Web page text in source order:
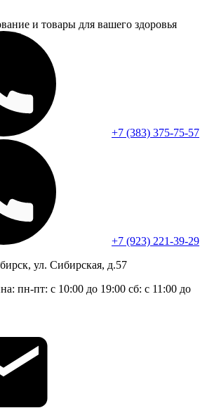
и товары для вашего здоровья
+7 (383) 375-75-57
+7 (923) 221-39-29
ул. Сибирская, д.57
пн-пт: с 10:00 до 19:00 сб: с 11:00 до